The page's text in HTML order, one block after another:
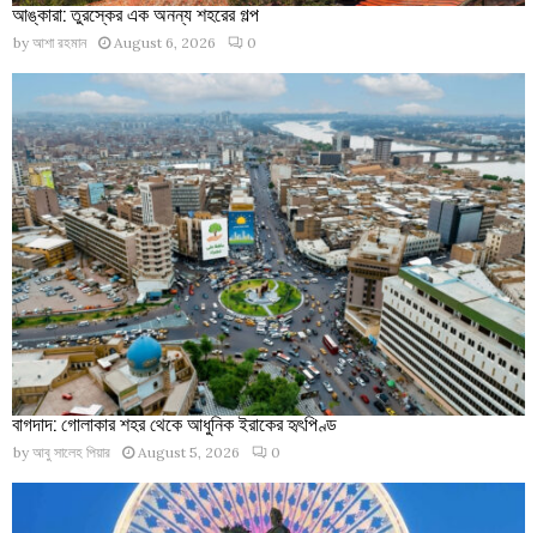
আঙ্কারা: তুরস্কের এক অনন্য শহরের গল্প
by আশা রহমান August 6, 2026 0
বাগদাদ: গোলাকার শহর থেকে আধুনিক ইরাকের হৃৎপিণ্ড
by আবু সালেহ পিয়ার August 5, 2026 0